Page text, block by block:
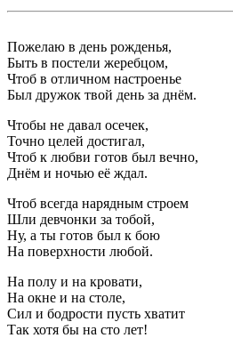
Пожелаю в день рожденья,
Быть в постели жеребцом,
Чтоб в отличном настроенье
Был дружок твой день за днём.
Чтобы не давал осечек,
Точно целей достигал,
Чтоб к любви готов был вечно,
Днём и ночью её ждал.
Чтоб всегда нарядным строем
Шли девчонки за тобой,
Ну, а ты готов был к бою
На поверхности любой.
На полу и на кровати,
На окне и на столе,
Сил и бодрости пусть хватит
Так хотя бы на сто лет!